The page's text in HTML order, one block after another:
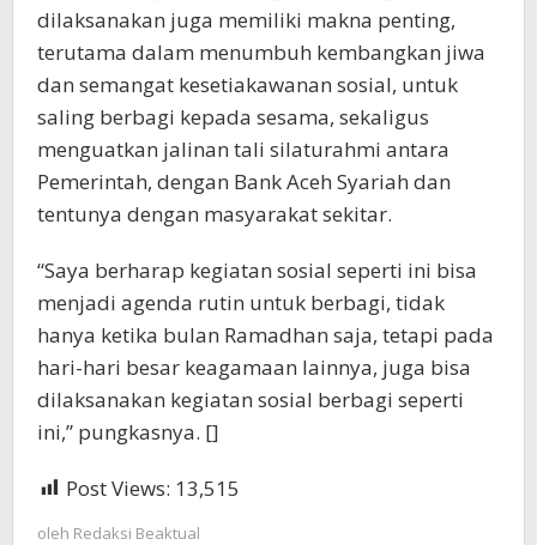
dilaksanakan juga memiliki makna penting,
terutama dalam menumbuh kembangkan jiwa
dan semangat kesetiakawanan sosial, untuk
saling berbagi kepada sesama, sekaligus
menguatkan jalinan tali silaturahmi antara
Pemerintah, dengan Bank Aceh Syariah dan
tentunya dengan masyarakat sekitar.
“Saya berharap kegiatan sosial seperti ini bisa
menjadi agenda rutin untuk berbagi, tidak
hanya ketika bulan Ramadhan saja, tetapi pada
hari-hari besar keagamaan lainnya, juga bisa
dilaksanakan kegiatan sosial berbagi seperti
ini,” pungkasnya. []
Post Views: 13,515
oleh Redaksi Beaktual